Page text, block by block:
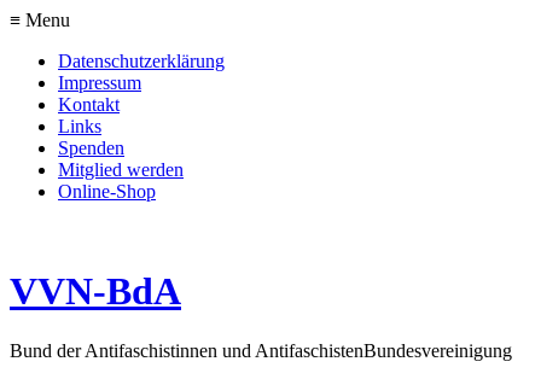
≡ Menu
Datenschutzerklärung
Impressum
Kontakt
Links
Spenden
Mitglied werden
Online-Shop
VVN-BdA
Bund der Antifaschistinnen und AntifaschistenBundesvereinigung